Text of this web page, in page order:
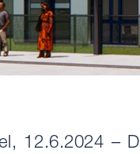
12.6.2024 –